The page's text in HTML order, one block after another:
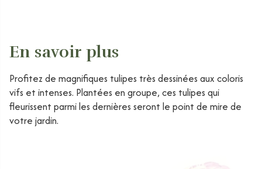
En savoir plus
Profitez de magnifiques tulipes très dessinées aux coloris
vifs et intenses. Plantées en groupe, ces tulipes qui
fleurissent parmi les dernières seront le point de mire de
votre jardin.